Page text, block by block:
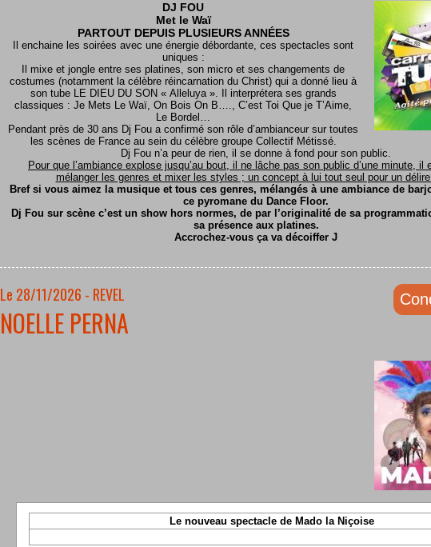
DJ FOU
Met le Waï
PARTOUT DEPUIS PLUSIEURS ANNÉES
Il enchaine les soirées avec une énergie débordante, ces spectacles sont
uniques :
Il mixe et jongle entre ses platines, son micro et ses changements de
costumes (notamment la célèbre réincarnation du Christ) qui a donné lieu à
son tube LE DIEU DU SON « Alleluya ». Il interprétera ses grands
classiques : Je Mets Le Waï, On Bois On B…., C’est Toi Que je T’Aime,
Le Bordel…
Pendant près de 30 ans Dj Fou a confirmé son rôle d’ambianceur sur toutes
les scènes de France au sein du célèbre groupe Collectif Métissé.
Dj Fou n’a peur de rien, il se donne à fond pour son public.
Pour que l’ambiance explose jusqu’au bout, il ne lâche pas son public d’une minute, il
mélanger les genres et mixer les styles ; un concept à lui tout seul pour un
Bref si vous aimez la musique et tous ces genres, mélangés à une ambiance de
ce pyromane du Dance Floor.
Dj Fou sur scène c’est un show hors normes, de par l’originalité de sa
sa présence aux platines.
Accrochez-vous ça va décoiffer J
Le 28/11/2026 - REVEL
NOELLE PERNA
Le nouveau spectacle de Mado la Niçoise